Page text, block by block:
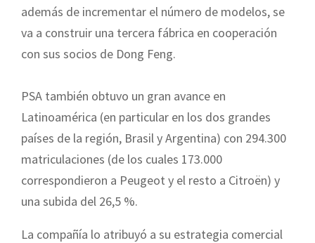
además de incrementar el número de modelos, se
va a construir una tercera fábrica en cooperación
con sus socios de Dong Feng.
PSA también obtuvo un gran avance en
Latinoamérica (en particular en los dos grandes
países de la región, Brasil y Argentina) con 294.300
matriculaciones (de los cuales 173.000
correspondieron a Peugeot y el resto a Citroën) y
una subida del 26,5 %.
La compañía lo atribuyó a su estrategia comercial